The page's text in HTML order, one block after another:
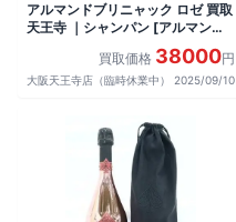
アルマンドブリニャック ロゼ 買取
天王寺 ｜シャンパン [アルマンド
ブリニャック ロゼ]をお酒
買取価格 38000円
大阪天王寺店（臨時休業中） 2025/09/10